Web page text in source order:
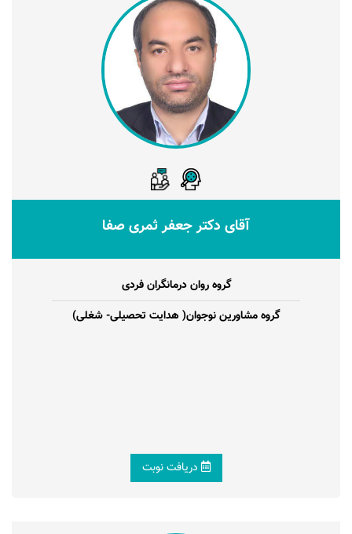
آقای دکتر جعفر ثمری صفا
گروه روان درمانگران فردی
گروه مشاورین نوجوان( هدایت تحصیلی- شغلی)
دریافت نوبت